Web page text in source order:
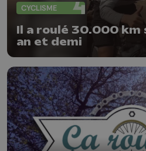
CYCLISME
Il a roulé 30.000 km
an et demi